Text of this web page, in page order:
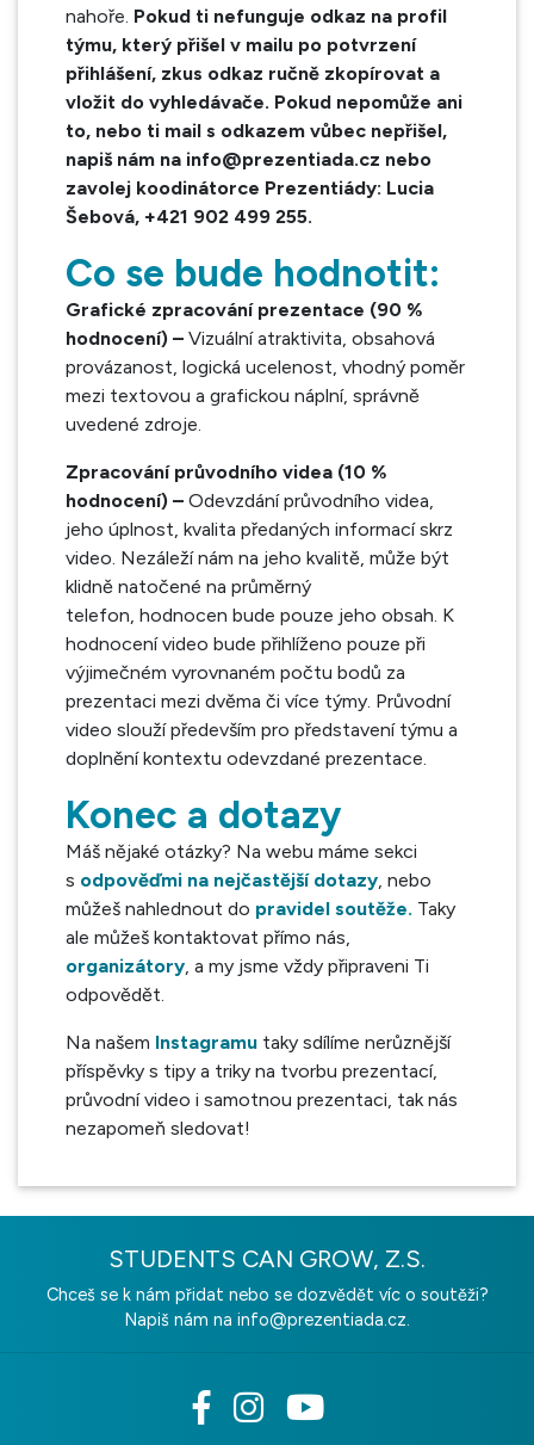
nahoře. Pokud ti nefunguje odkaz na profil
týmu, který přišel v mailu po potvrzení
přihlášení, zkus odkaz ručně zkopírovat a
vložit do vyhledávače. Pokud nepomůže ani
to, nebo ti mail s odkazem vůbec nepřišel,
napiš nám na info@prezentiada.cz nebo
zavolej koodinátorce Prezentiády: Lucia
Šebová, +421 902 499 255.
Co se bude hodnotit:
Grafické zpracování prezentace (90 %
hodnocení) – Vizuální atraktivita, obsahová
provázanost, logická ucelenost, vhodný poměr
mezi textovou a grafickou náplní, správně
uvedené zdroje.
Zpracování průvodního videa (10 %
hodnocení) – Odevzdání průvodního videa,
jeho úplnost, kvalita předaných informací skrz
video. Nezáleží nám na jeho kvalitě, může být
klidně natočené na průměrný
telefon, hodnocen bude pouze jeho obsah. K
hodnocení video bude přihlíženo pouze při
výjimečném vyrovnaném počtu bodů za
prezentaci mezi dvěma či více týmy. Průvodní
video slouží především pro představení týmu a
doplnění kontextu odevzdané prezentace.
Konec a dotazy
Máš nějaké otázky? Na webu máme sekci
s odpověďmi na nejčastější dotazy, nebo
můžeš nahlednout do pravidel soutěže. Taky
ale můžeš kontaktovat přímo nás,
organizátory, a my jsme vždy připraveni Ti
odpovědět.
Na našem Instagramu taky sdílíme nerůznější
příspěvky s tipy a triky na tvorbu prezentací,
průvodní video i samotnou prezentaci, tak nás
nezapomeň sledovat!
STUDENTS CAN GROW, Z.S.
Chceš se k nám přidat nebo se dozvědět víc o soutěži?
Napiš nám na info@prezentiada.cz.